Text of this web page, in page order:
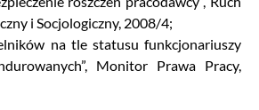
i Socjologiczny, 2008/4;
na tle statusu funkcjonariuszy
Monitor Prawa Pracy,